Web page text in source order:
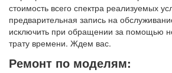
стоимость всего спектра реализуемых
предварительная запись на
исключить при обращении за помощью
трату времени. Ждем вас.
Ремонт по моделям: